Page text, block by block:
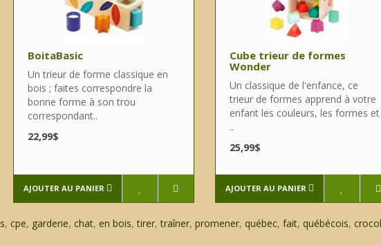
BoitaBasic
Un trieur de forme classique en
bois ; faites correspondre la
bonne forme à son trou
correspondant..
22,99$
AJOUTER AU PANIER
Cube trieur de formes
Wonder
Un classique de l'enfance, ce
trieur de formes apprend à votre
enfant les couleurs, les formes et
..
25,99$
AJOUTER AU PANIER
, cpe, garderie, chat, en bois,tirer,traîner, promener, québec, fait, québécois,